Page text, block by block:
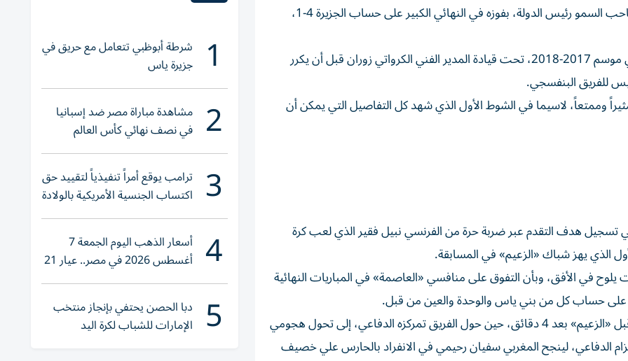
كتب فريق العين التاريخ من جديد، بعدما توج بطلاً لكأس صاحب السمو رئيس الدولة، بفوزه في النهائي الكبير على حساب الجزيرة 4-1،
كانت المرة الأولى والوحيدة التي نال بها «الزعيم» الثنائية في موسم 2017-2018، تحت قيادة المدير الفني الكرواتي زوران قبل أن يكرر
للفريق البنفسجي.
وممتعاً، لاسيما في الشوط الأول الذي شهد كل التفاصيل التي يمكن أن
تسجيل هدف التقدم عبر ضربة حرة من الفرنسي نبيل فقير الذي لعب كرة
الذي يهز شباك «الزعيم» في المسابقة.
يلوح في الأفق، وبأن التفوق على منافسي «العاصمة» في المباريات النهائية
حساب كل من بني ياس والوحدة والعين من قبل.
ولم تكد الجماهير تخرج من نشوة الهدف، حتى جاء الرد من قبل «الزعيم» بعد 4 دقائق، حين حول الفريق تمركزه الدفاعي، إلى تحول هجومي
الدفاعي، لينجح المغربي سفيان رحيمي في الانفراد بالحارس علي خصيف
1 شرطة أبوظبي تتعامل مع حريق في
جزيرة ياس
2 مشاهدة مباراة مصر ضد إسبانيا
في نصف نهائي كأس العالم
لناشئات اليد 2026
3 ترامب يوقع أمراً تنفيذياً لتقييد حق
اكتساب الجنسية الأمريكية بالولادة
4 أسعار الذهب اليوم الجمعة 7
أغسطس 2026 في مصر.. عيار 21
يقترب من هذا الرقم
5 دبا الحصن يحتفي بإنجاز منتخب
الإمارات للشباب لكرة اليد